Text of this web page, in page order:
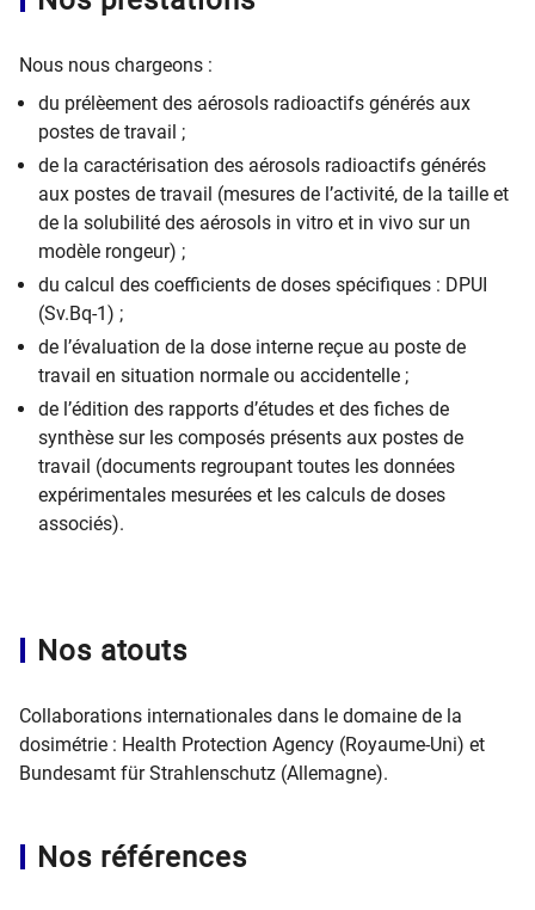
Nous nous chargeons :
du prélèement des aérosols radioactifs générés aux
postes de travail ;
de la caractérisation des aérosols radioactifs générés
aux postes de travail (mesures de l’activité, de la taille et
de la solubilité des aérosols in vitro et in vivo sur un
modèle rongeur) ;
du calcul des coefficients de doses spécifiques : DPUI
(Sv.Bq-1) ;
de l’évaluation de la dose interne reçue au poste de
travail en situation normale ou accidentelle ;
de l’édition des rapports d’études et des fiches de
synthèse sur les composés présents aux postes de
travail (documents regroupant toutes les données
expérimentales mesurées et les calculs de doses
associés).
Nos atouts
Collaborations internationales dans le domaine de la
dosimétrie : Health Protection Agency (Royaume-Uni) et
Bundesamt für Strahlenschutz (Allemagne).
Nos références